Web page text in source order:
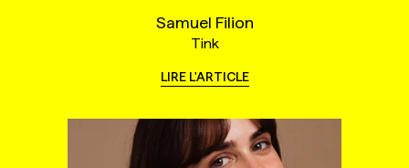
Samuel Filion
Tink
LIRE L'ARTICLE